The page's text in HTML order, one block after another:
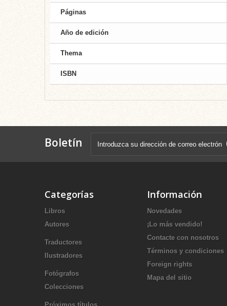
Páginas
Año de edición
Thema
ISBN
Boletín
Categorías
Libros
Autores
Traductores
Ilustradores
Fotógrafos
Colecciones
Información
Novedades
¡Lo más vendido!
Contacte con nosotros
Términos y condiciones
Foreign rights
Mapa del sitio